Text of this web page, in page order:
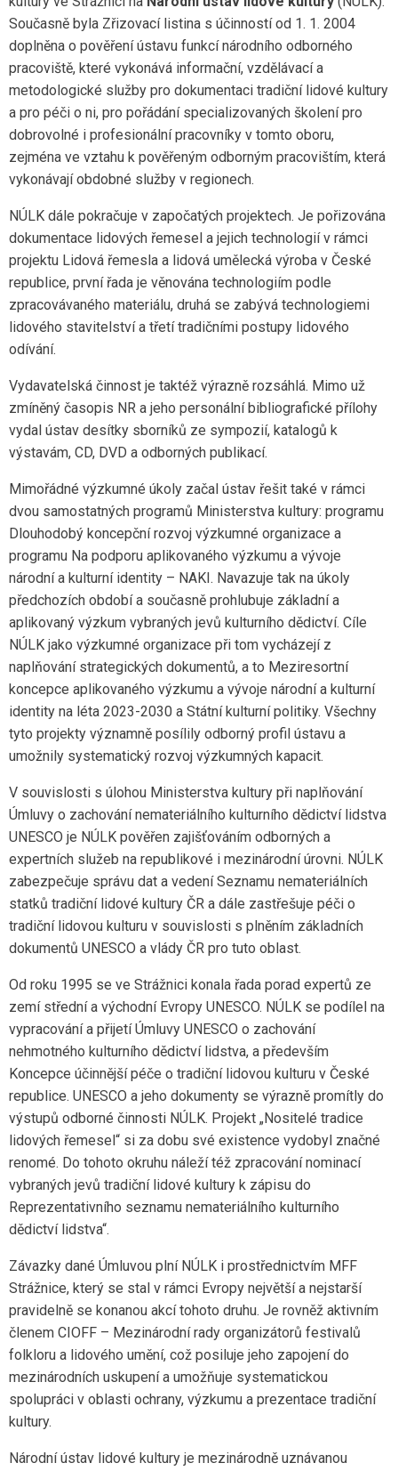
Současně byla Zřizovací listina s účinností od 1. 1. 2004
doplněna o pověření ústavu funkcí národního odborného
pracoviště, které vykonává informační, vzdělávací a
metodologické služby pro dokumentaci tradiční lidové kultury
a pro péči o ni, pro pořádání specializovaných školení pro
dobrovolné i profesionální pracovníky v tomto oboru,
zejména ve vztahu k pověřeným odborným pracovištím, která
vykonávají obdobné služby v regionech.
NÚLK dále pokračuje v započatých projektech. Je pořizována
dokumentace lidových řemesel a jejich technologií v rámci
projektu Lidová řemesla a lidová umělecká výroba v České
republice, první řada je věnována technologiím podle
zpracovávaného materiálu, druhá se zabývá technologiemi
lidového stavitelství a třetí tradičními postupy lidového
odívání.
Vydavatelská činnost je taktéž výrazně rozsáhlá. Mimo už
zmíněný časopis NR a jeho personální bibliografické přílohy
vydal ústav desítky sborníků ze sympozií, katalogů k
výstavám, CD, DVD a odborných publikací.
Mimořádné výzkumné úkoly začal ústav řešit také v rámci
dvou samostatných programů Ministerstva kultury: programu
Dlouhodobý koncepční rozvoj výzkumné organizace a
programu Na podporu aplikovaného výzkumu a vývoje
národní a kulturní identity – NAKI. Navazuje tak na úkoly
předchozích období a současně prohlubuje základní a
aplikovaný výzkum vybraných jevů kulturního dědictví. Cíle
NÚLK jako výzkumné organizace při tom vycházejí z
naplňování strategických dokumentů, a to Meziresortní
koncepce aplikovaného výzkumu a vývoje národní a kulturní
identity na léta 2023-2030 a Státní kulturní politiky. Všechny
tyto projekty významně posílily odborný profil ústavu a
umožnily systematický rozvoj výzkumných kapacit.
V souvislosti s úlohou Ministerstva kultury při naplňování
Úmluvy o zachování nemateriálního kulturního dědictví lidstva
UNESCO je NÚLK pověřen zajišťováním odborných a
expertních služeb na republikové i mezinárodní úrovni. NÚLK
zabezpečuje správu dat a vedení Seznamu nemateriálních
statků tradiční lidové kultury ČR a dále zastřešuje péči o
tradiční lidovou kulturu v souvislosti s plněním základních
dokumentů UNESCO a vlády ČR pro tuto oblast.
Od roku 1995 se ve Strážnici konala řada porad expertů ze
zemí střední a východní Evropy UNESCO. NÚLK se podílel na
vypracování a přijetí Úmluvy UNESCO o zachování
nehmotného kulturního dědictví lidstva, a především
Koncepce účinnější péče o tradiční lidovou kulturu v České
republice. UNESCO a jeho dokumenty se výrazně promítly do
výstupů odborné činnosti NÚLK. Projekt „Nositelé tradice
lidových řemesel“ si za dobu své existence vydobyl značné
renomé. Do tohoto okruhu náleží též zpracování nominací
vybraných jevů tradiční lidové kultury k zápisu do
Reprezentativního seznamu nemateriálního kulturního
dědictví lidstva“.
Závazky dané Úmluvou plní NÚLK i prostřednictvím MFF
Strážnice, který se stal v rámci Evropy největší a nejstarší
pravidelně se konanou akcí tohoto druhu. Je rovněž aktivním
členem CIOFF – Mezinárodní rady organizátorů festivalů
folkloru a lidového umění, což posiluje jeho zapojení do
mezinárodních uskupení a umožňuje systematickou
spolupráci v oblasti ochrany, výzkumu a prezentace tradiční
kultury.
Národní ústav lidové kultury je mezinárodně uznávanou